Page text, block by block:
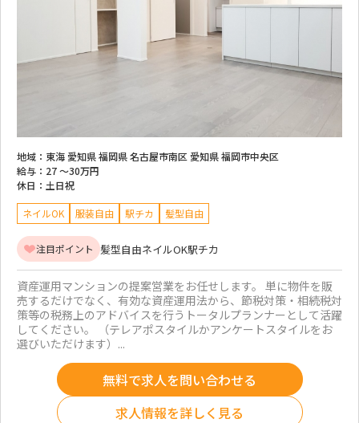
地域： 東海 愛知県 福岡県 名古屋市南区 愛知県 福岡市中央区
給与： 27 ～30万円
休日： 土日祝
ネイルOK 服装自由 駅チカ 髪型自由
注目ポイント 髪型自由ネイルOK駅チカ
資産運用マンションの提案営業をお任せします。 単に物件を販
売するだけでなく、有効な資産運用法から、節税対策・相続税対
策等の税務上のアドバイスを行うトータルプランナーとして活躍
してください。 （テレアポスタイルかアンケートスタイルをお
選びいただけます）...
無料で求人を問い合わせる
求人情報を詳しく見る